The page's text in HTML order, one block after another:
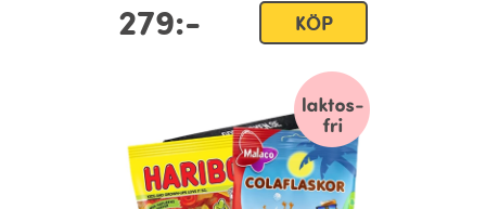
279:- KÖP